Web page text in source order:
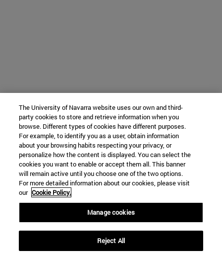
The University of Navarra website uses our own and third-
party cookies to store and retrieve information when you
browse. Different types of cookies have different purposes.
For example, to identify you as a user, obtain information
about your browsing habits respecting your privacy, or
personalize how the content is displayed. You can select the
cookies you want to enable or accept them all. This banner
will remain active until you choose one of the two options.
For more detailed information about our cookies, please visit
our Cookie Policy.
Manage cookies
Reject All